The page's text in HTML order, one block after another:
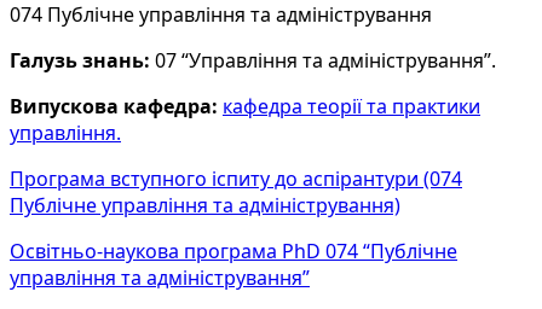
074 Публічне управління та адміністрування
Галузь знань: 07 “Управління та адміністрування”.
Випускова кафедра: кафедра теорії та практики
управління.
Програма вступного іспиту до аспірантури (074
Публічне управління та адміністрування)
Освітньо-наукова програма PhD 074 “Публічне
управління та адміністрування”